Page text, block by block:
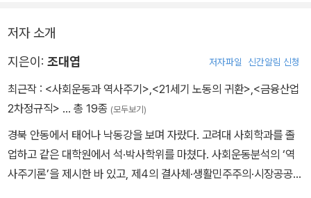
저자 소개
지은이: 조대엽 저자파일 신간알림 신청
최근작 : <사회운동과 역사주기>,<21세기 노동의 귀환>,<금융산업
2차정규직> … 총 19종 (모두보기)
경북 안동에서 태어나 낙동강을 보며 자랐다. 고려대 사회학과를 졸
업하고 같은 대학원에서 석·박사학위를 마쳤다. 사회운동분석의 ‘역
사주기론’을 제시한 바 있고, 제4의 결사체·생활민주주의·시장공공성